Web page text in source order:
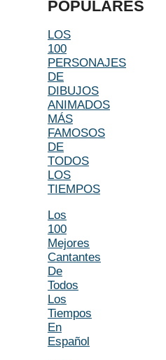
POPULARES
LOS
100
PERSONAJES
DE
DIBUJOS
ANIMADOS
MÁS
FAMOSOS
DE
TODOS
LOS
TIEMPOS
Los
100
Mejores
Cantantes
De
Todos
Los
Tiempos
En
Español